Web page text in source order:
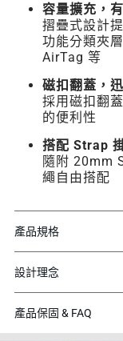
容量擴充，
摺疊式設計
功能分類夾
AirTag 等
磁扣翻蓋，
採用磁扣翻
的便利性
搭配 Strap
隨附 20mm
繩自由搭配
產品規格
設計理念
產品保固 & FAQ